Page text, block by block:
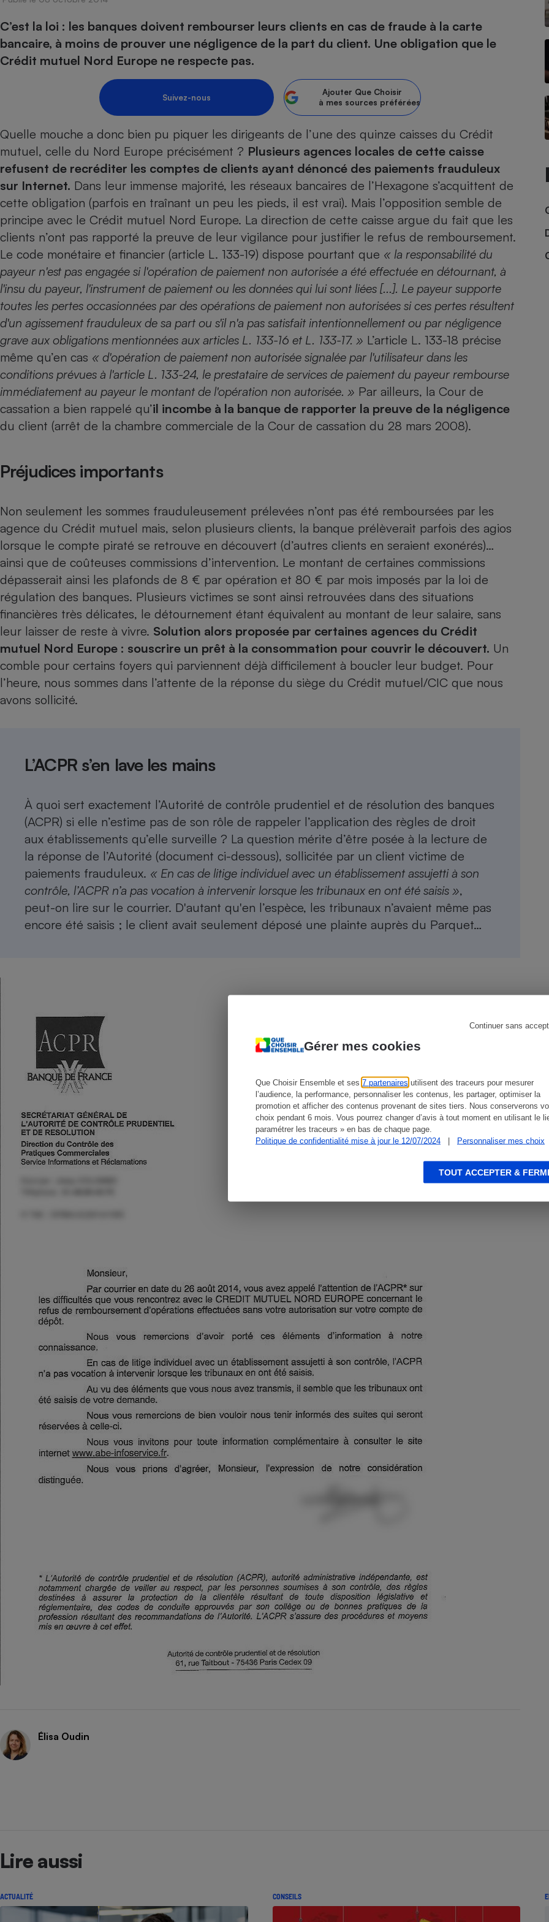
Gérer mes cookies
Que Choisir Ensemble et ses 7 partenaires utilisent des traceurs pour mesurer
l’audience, la performance, personnaliser les contenus, les partager, optimiser la
promotion et afficher des contenus provenant de sites tiers. Nous conserverons
choix pendant 6 mois. Vous pourrez changer d’avis à tout moment en utilisant le
paramétrer les traceurs » en bas de chaque page.
Politique de confidentialité mise à jour le 12/07/2024
| Personnaliser mes choix
Continuer sans
TOUT ACCEPTER &
C’est la loi : les banques doivent rembourser leurs clients en cas de fraude à la carte
bancaire, à moins de prouver une négligence de la part du client. Une obligation que le
Crédit mutuel Nord Europe ne respecte pas.
Suivez-nous
Ajouter Que Choisir
à mes sources préférées
Quelle mouche a donc bien pu piquer les dirigeants de l’une des quinze caisses du Crédit
mutuel, celle du Nord Europe précisément ? Plusieurs agences locales de cette caisse
refusent de recréditer les comptes de clients ayant dénoncé des paiements frauduleux
sur Internet. Dans leur immense majorité, les réseaux bancaires de l’Hexagone s’acquittent de
cette obligation (parfois en traînant un peu les pieds, il est vrai). Mais l’opposition semble de
principe avec le Crédit mutuel Nord Europe. La direction de cette caisse argue du fait que les
clients n’ont pas rapporté la preuve de leur vigilance pour justifier le refus de remboursement.
Le code monétaire et financier (article L. 133-19) dispose pourtant que « la responsabilité du
payeur n'est pas engagée si l'opération de paiement non autorisée a été effectuée en détournant, à
l'insu du payeur, l'instrument de paiement ou les données qui lui sont liées [...]. Le payeur supporte
toutes les pertes occasionnées par des opérations de paiement non autorisées si ces pertes résultent
d'un agissement frauduleux de sa part ou s'il n'a pas satisfait intentionnellement ou par négligence
grave aux obligations mentionnées aux articles L. 133-16 et L. 133-17. » L’article L. 133-18 précise
même qu’en cas « d'opération de paiement non autorisée signalée par l'utilisateur dans les
conditions prévues à l'article L. 133-24, le prestataire de services de paiement du payeur rembourse
immédiatement au payeur le montant de l'opération non autorisée. » Par ailleurs, la Cour de
cassation a bien rappelé qu’il incombe à la banque de rapporter la preuve de la négligence
du client (arrêt de la chambre commerciale de la Cour de cassation du 28 mars 2008).
Préjudices importants
Non seulement les sommes frauduleusement prélevées n’ont pas été remboursées par les
agence du Crédit mutuel mais, selon plusieurs clients, la banque prélèverait parfois des agios
lorsque le compte piraté se retrouve en découvert (d’autres clients en seraient exonérés)…
ainsi que de coûteuses commissions d’intervention. Le montant de certaines commissions
dépasserait ainsi les plafonds de 8 € par opération et 80 € par mois imposés par la loi de
régulation des banques. Plusieurs victimes se sont ainsi retrouvées dans des situations
financières très délicates, le détournement étant équivalent au montant de leur salaire, sans
leur laisser de reste à vivre. Solution alors proposée par certaines agences du Crédit
mutuel Nord Europe : souscrire un prêt à la consommation pour couvrir le découvert. Un
comble pour certains foyers qui parviennent déjà difficilement à boucler leur budget. Pour
l’heure, nous sommes dans l’attente de la réponse du siège du Crédit mutuel/CIC que nous
avons sollicité.
L’ACPR s’en lave les mains
À quoi sert exactement l’Autorité de contrôle prudentiel et de résolution des banques
(ACPR) si elle n’estime pas de son rôle de rappeler l’application des règles de droit
aux établissements qu’elle surveille ? La question mérite d’être posée à la lecture de
la réponse de l’Autorité (document ci-dessous), sollicitée par un client victime de
paiements frauduleux. « En cas de litige individuel avec un établissement assujetti à son
contrôle, l’ACPR n’a pas vocation à intervenir lorsque les tribunaux en ont été saisis »,
peut-on lire sur le courrier. D'autant qu'en l’espèce, les tribunaux n’avaient même pas
encore été saisis ; le client avait seulement déposé une plainte auprès du Parquet…
Élisa Oudin
Lire aussi
ACTUALITÉ CONSEILS
Produit alimentaire
Sécurité - Hygiène
Supermarché - Drive
Circuits courts et
alimentation locale
Complément
Foie gras
Assurance
Banque - Crédit
Mutuelle Banque en ligne
Assurance emprunteur Assurance vie
Carburant
Circulation routière
Contrôle technique - Réparation
Comparateur auto
Supermarché - Drive
Comparatif sèche-linge
Comparatif réfrigérateur-congélateur
Comparatif hotte aspirante
Comparatif climatiseur mobile
Comparatif aspirateur balai
Comparatif aspirateur traîneau
Comparatif cafetière automatique
Comparatif robot cuiseur
Comparatif centrale vapeur
Gros électroménager
Petit électroménager - Ustensile
Plaque de cuisson à
induction
Four encastrable
Cafetière à expressos
Électricité - Gaz
Panneaux
photovoltaïques
Comparatif smartphone
Comparatif casque audio
Comparatif imprimante multifonction
Comparatif ordinateur portable
Comparatif ultrabook
Comparatif tablette tactile
Image et son
Informatique
Internet
Téléphonie
Téléphone mobile -
Smartphone
Appareil photo
numérique
Crédit immobilier
Comparatif nettoyeur haute
pression
Comparatif tondeuse robot
Comparatif radiateur électrique
Aménagement
Bricolage - Jardinage
Chauffage
Produit d'entretien
Sécurité domestique
Matelas Poêle à granulés
Radiateur électrique Électricité - Gaz
Climatiseur -
Ventilateur
Lessive
Comparateur mutuelle
Comparateur des devis d’opticiens
Hygiène - Beauté
Maladie - Médecine - Médicament
Système de santé - Complémentaire santé
Mutuelle Aide auditive
Maison de retraite
funèbres
Retraite
Puériculture - Produit
pour bébé
Choisir son fioul
Choisir son pellet
Comparateur assurance emprunteur
Energie Moins Chère Ensemble
Tous les comparateurs
Toutes les cartes interactives
Speedtest - Testez le débit de votre
connexion Internet
nous ?